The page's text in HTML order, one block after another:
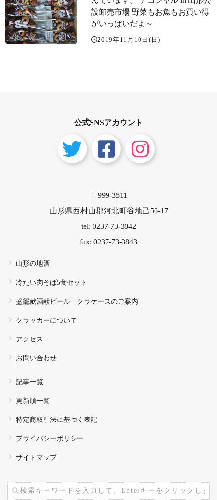
設卸売市場 野菜もお魚もお買い得
がいっぱいだよ～
2019年11月10日(日)
公式SNSアカウント
〒999-3511
山形県西村山郡河北町谷地己56-17
tel: 0237-73-3842
fax: 0237-73-3843
山形の地酒
冷たい肉そば5食セット
盛籠献酒献ビール クラケースのご案内
クラッカーについて
アクセス
お問い合わせ
記事一覧
更新順一覧
特定商取引法に基づく表記
プライバシーポリシー
サイトマップ